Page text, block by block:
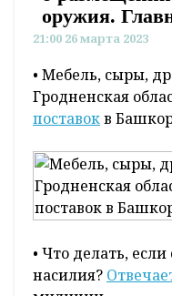
оружия.
21:00 26 марта 2023
• Мебель, сыры,
Гродненская
поставокв
• Что делать,
насилия?